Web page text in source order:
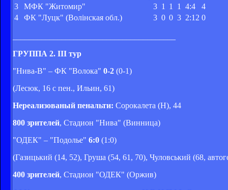
3
МФК "Житомир" 3 1 1 1 4:4
4
4
ФК "Луцк" (Волінская обл.) 3 0 0 3 2:12 0
ГРУППА 2. III тур
"Нива-В" – ФК "Волока" 0-2 (0-1)
(Лесюк, 16 с пен., Ильин, 61)
Нереализованый пенальти: Сорокалета (Н), 44
800 зрителей, Стадион "Нива" (Винница)
"ОДЕК" – "Подолье" 6:0 (1:0)
(Газицький (14, 52), Груша (54, 61, 70), Чуловський (68,
400 зрителей, Стадион "ОДЕК" (Оржив)